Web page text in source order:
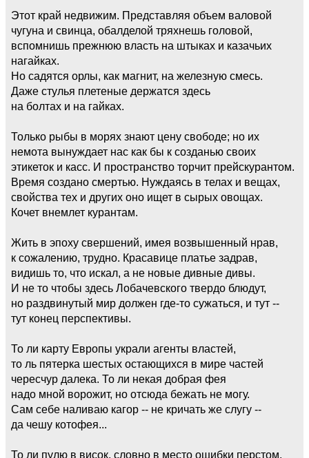
Этот край недвижим. Представляя объем валовой
чугуна и свинца, обалделой тряхнешь головой,
вспомнишь прежнюю власть на штыках и казачьих
нагайках.
Но садятся орлы, как магнит, на железную смесь.
Даже стулья плетеные держатся здесь
на болтах и на гайках.
Только рыбы в морях знают цену свободе; но их
немота вынуждает нас как бы к созданью своих
этикеток и касс. И пространство торчит прейскурантом.
Время создано смертью. Нуждаясь в телах и вещах,
свойства тех и других оно ищет в сырых овощах.
Кочет внемлет курантам.
Жить в эпоху свершений, имея возвышенный нрав,
к сожалению, трудно. Красавице платье задрав,
видишь то, что искал, а не новые дивные дивы.
И не то чтобы здесь Лобачевского твердо блюдут,
но раздвинутый мир должен где-то сужаться, и тут --
тут конец перспективы.
То ли карту Европы украли агенты властей,
то ль пятерка шестых остающихся в мире частей
чересчур далека. То ли некая добрая фея
надо мной ворожит, но отсюда бежать не могу.
Сам себе наливаю кагор -- не кричать же слугу --
да чешу котофея...
То ли пулю в висок, словно в место ошибки перстом,